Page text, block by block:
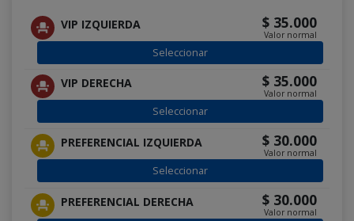
VIP IZQUIERDA $ 35.000
Valor normal
Seleccionar
VIP DERECHA $ 35.000
Valor normal
Seleccionar
PREFERENCIAL IZQUIERDA $ 30.000
Valor normal
Seleccionar
PREFERENCIAL DERECHA $ 30.000
Valor normal